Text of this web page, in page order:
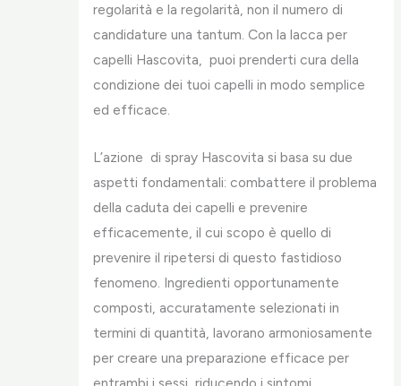
regolarità e la regolarità, non il numero di
candidature una tantum. Con la lacca per
capelli Hascovita, puoi prenderti cura della
condizione dei tuoi capelli in modo semplice
ed efficace.
L’azione di spray Hascovita si basa su due
aspetti fondamentali: combattere il problema
della caduta dei capelli e prevenire
efficacemente, il cui scopo è quello di
prevenire il ripetersi di questo fastidioso
fenomeno. Ingredienti opportunamente
composti, accuratamente selezionati in
termini di quantità, lavorano armoniosamente
per creare una preparazione efficace per